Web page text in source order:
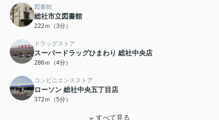
図書館
総社市立図書館
222ｍ（3分）
ドラッグストア
スーパードラッグひまわり 総社中央店
286ｍ（4分）
コンビニエンスストア
ローソン 総社中央五丁目店
372ｍ（5分）
すべて見る